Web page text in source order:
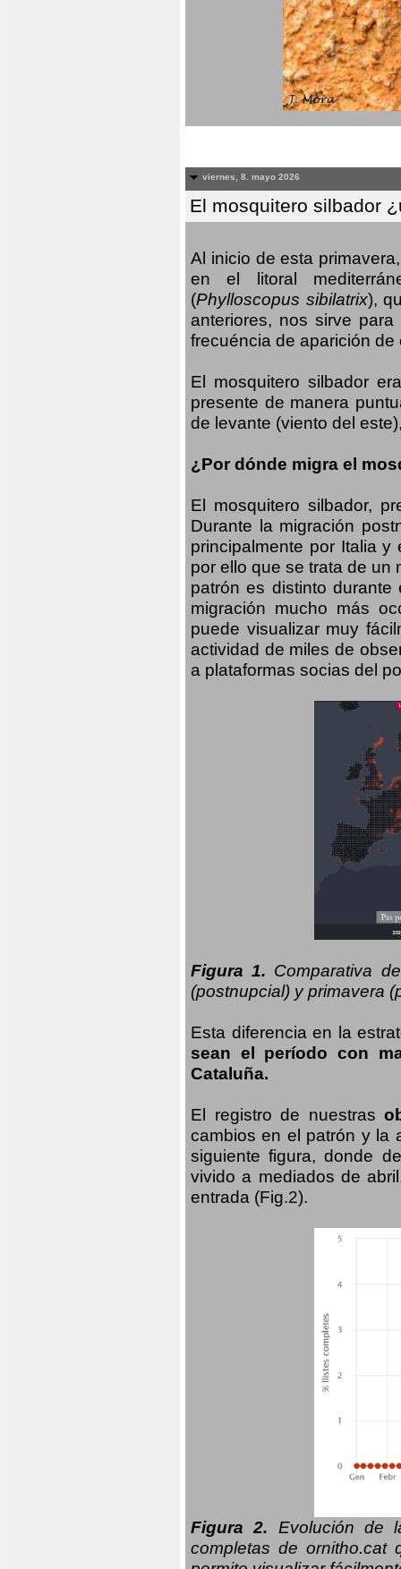
viernes, 8. mayo 2026
El mosquitero silbador
Al inicio de esta
en el litoral
(Phylloscopus sibilatrix),
anteriores, nos sirve
frecuéncia de aparición
El mosquitero silbador
presente de manera
de levante (viento del
¿Por dónde migra el
El mosquitero silbador,
Durante la migración
principalmente por Italia
por ello que se trata de un
patrón es distinto
migración mucho más
puede visualizar muy
actividad de miles de
a plataformas socias del
Figura 1. Comparativa
(postnupcial) y primavera
Esta diferencia en la
sean el período con
Cataluña.
El registro de nuestras
cambios en el patrón y la
siguiente figura, donde
vivido a mediados de
entrada (Fig.2).
Figura 2. Evolución de
completas de